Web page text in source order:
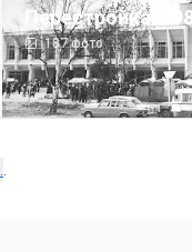
Перестройка:
187фото